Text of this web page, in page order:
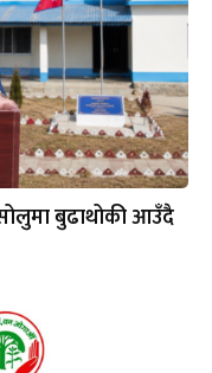
बुढाथोकी आउँदै